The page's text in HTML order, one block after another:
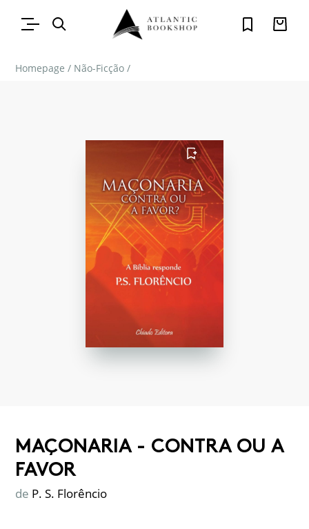
Homepage / Não-Ficção /
FAVORITO
MAÇONARIA - CONTRA OU A
FAVOR
de P. S. Florêncio